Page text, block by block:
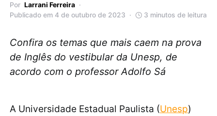
Por Larrani Ferreira
Publicado em 4 de outubro de 2023
3 minutos de leitura
Confira os temas que mais caem na prova
de Inglês do vestibular da Unesp, de
acordo com o professor Adolfo Sá
A Universidade Estadual Paulista (Unesp)